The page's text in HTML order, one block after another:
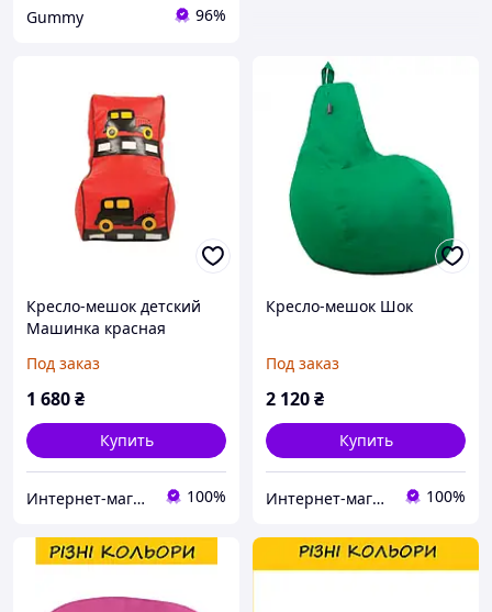
Gummy 96%
Кресло-мешок детский
Машинка красная
Под заказ
1 680₴
Купить
Интернет-магазин SPORTUM 100%
Кресло-мешок Шок
Под заказ
2 120₴
Купить
Интернет-магазин SPORTUM 100%